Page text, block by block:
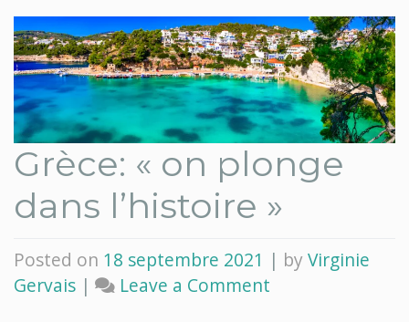
Grèce: « on plonge
dans l’histoire »
Posted on 18 septembre 2021 | byVirginie
Gervais | Leave a Comment